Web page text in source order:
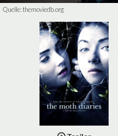
Quelle:themoviedb.org